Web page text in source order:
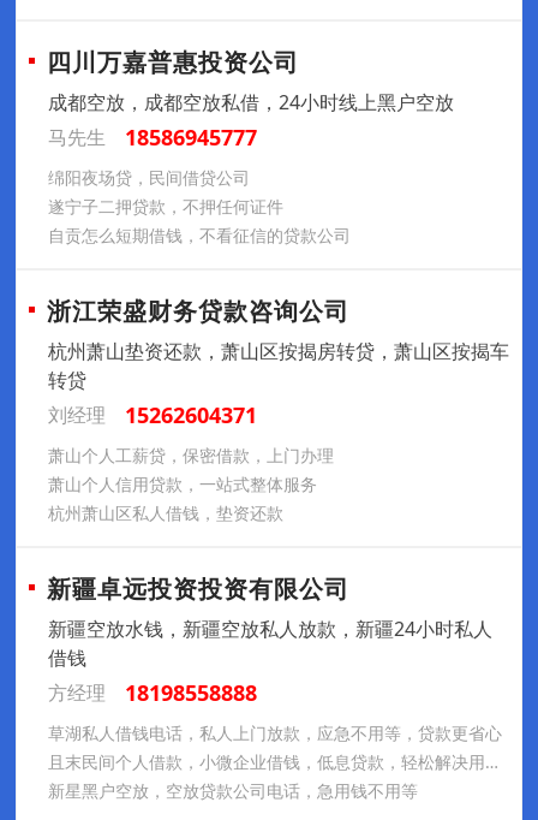
四川万嘉普惠投资公司
成都空放，成都空放私借，24小时线上黑户空放
马先生
18586945777
绵阳夜场贷，民间借贷公司
遂宁子二押贷款，不押任何证件
自贡怎么短期借钱，不看征信的贷款公司
浙江荣盛财务贷款咨询公司
杭州萧山垫资还款，萧山区按揭房转贷，萧山区按揭车
转贷
刘经理
15262604371
萧山个人工薪贷，保密借款，上门办理
萧山个人信用贷款，一站式整体服务
杭州萧山区私人借钱，垫资还款
新疆卓远投资投资有限公司
新疆空放水钱，新疆空放私人放款，新疆24小时私人
借钱
方经理
18198558888
草湖私人借钱电话，私人上门放款，应急不用等，贷款更省心
且末民间个人借款，小微企业借钱，低息贷款，轻松解决用钱难
新星黑户空放，空放贷款公司电话，急用钱不用等